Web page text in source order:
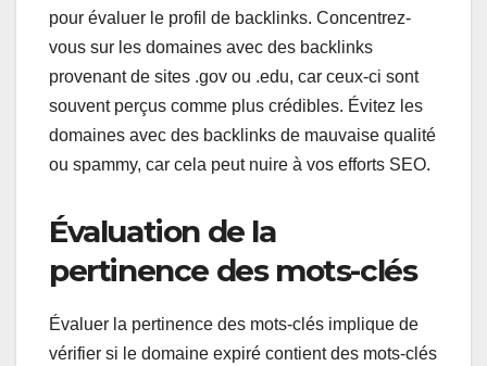
pour évaluer le profil de backlinks. Concentrez-
vous sur les domaines avec des backlinks
provenant de sites .gov ou .edu, car ceux-ci sont
souvent perçus comme plus crédibles. Évitez les
domaines avec des backlinks de mauvaise qualité
ou spammy, car cela peut nuire à vos efforts SEO.
Évaluation de la
pertinence des mots-clés
Évaluer la pertinence des mots-clés implique de
vérifier si le domaine expiré contient des mots-clés